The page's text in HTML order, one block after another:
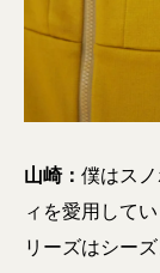
山崎： 僕はス
ィを愛用して
リーズはシー